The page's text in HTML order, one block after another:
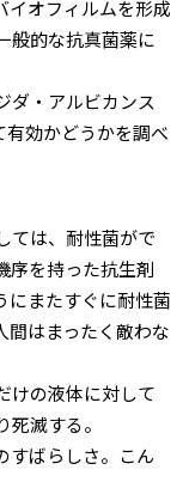
イオフィルムを形成
般的な抗真菌薬に
ダ・アルビカンス
効かどうかを調べ
ては、耐性菌がで
序を持った抗生剤
にまたすぐに耐性菌
間はまったく敵わな
けの液体に対して
滅する。
すばらしさ。こん